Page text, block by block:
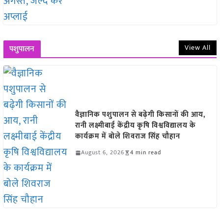
पशुपालन View All
वैज्ञानिक पशुपालन से बढ़ेगी किसानों की आय,
रानी लक्ष्मीबाई केंद्रीय कृषि विश्वविद्यालय के
कार्यक्रम में बोले शिवराज सिंह चौहान
August 6, 2026 4 min read